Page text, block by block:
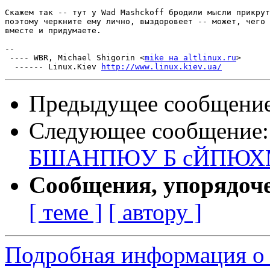
Скажем так -- тут у Wad Mashckoff бродили мысли
поэтому черкните ему лично, выздоровеет -- может, чего
вместе и придумаете.
--
---- WBR, Michael Shigorin <mike на altlinux.ru>
  ------ Linux.Kiev
http://www.linux.kiev.ua/
Предыдущее
Следующее
БШАНПЮУ Б
Сообщения,
[ теме ] [ автору ]
Подробная информация о